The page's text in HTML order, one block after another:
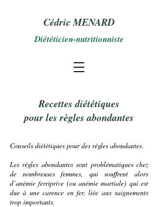
Cédric MENARD
Diététicien-nutritionniste
Recettes diététiques
pour les règles abondantes
Conseils diététiques pour des règles abondantes.
Les règles abondantes sont problématiques chez
de nombreuses femmes, qui souffrent alors
d’anémie ferriprive (ou anémie martiale) qui est
due à une carence en fer, liée aux saignements
trop importants.